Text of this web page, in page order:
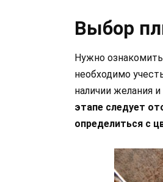
Выбор
Нужно
необходимо
наличии желания
этапе следует
определиться с